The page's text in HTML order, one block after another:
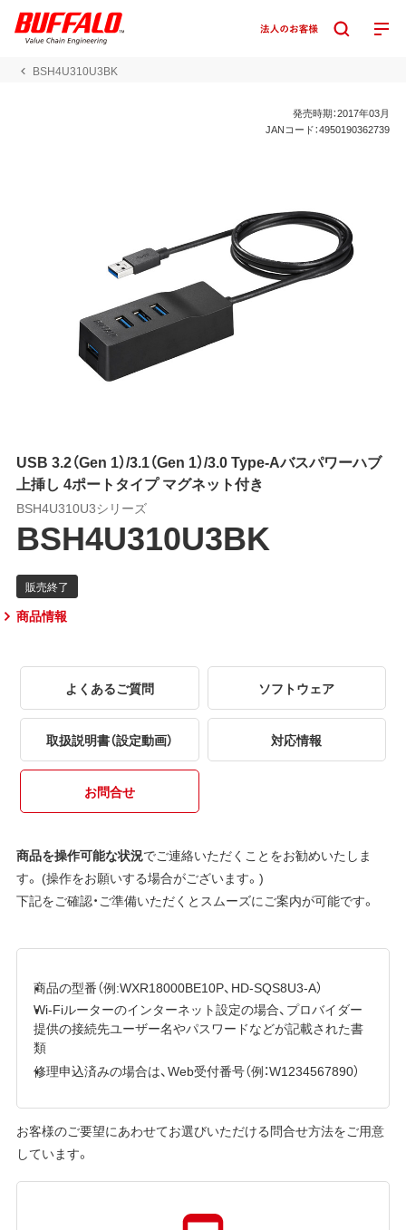
BSH4U310U3BK
発売時期：2017年03月
JANコード：4950190362739
USB 3.2（Gen 1）/3.1（Gen 1）/3.0 Type-Aバスパワーハブ
上挿し 4ポートタイプ マグネット付き
BSH4U310U3シリーズ
BSH4U310U3BK
商品情報
よくあるご質問 ソフトウェア
取扱説明書（設定動画） 対応情報
お問合せ
商品を操作可能な状況でご連絡いただくことをお勧めいたしま
す。 (操作をお願いする場合がございます。)
下記をご確認・ご準備いただくとスムーズにご案内が可能です。
商品の型番（例:WXR18000BE10P、HD-SQS8U3-A）
Wi-Fiルーターのインターネット設定の場合、プロバイダー
提供の接続先ユーザー名やパスワードなどが記載された書
類
修理申込済みの場合は、Web受付番号（例：W1234567890）
お客様のご要望にあわせてお選びいただける問合せ方法をご用意
しています。